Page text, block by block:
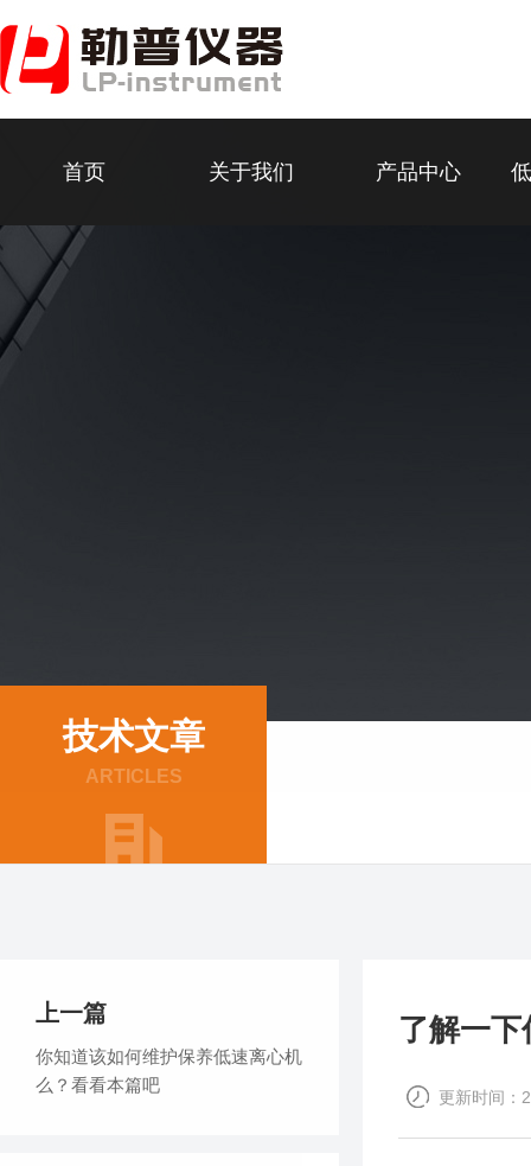
首页 关于我们 产品中心
技术文章
ARTICLES
了解一
更新时间：
上一篇
你知道该如何维护保养低速离心机
么？看看本篇吧